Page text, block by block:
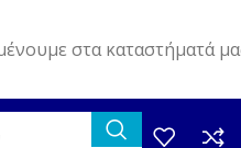
στα καταστήματά